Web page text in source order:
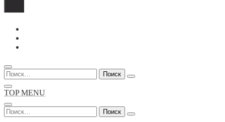
Перейти
содержимому
Найти:
TOP MENU
Найти: